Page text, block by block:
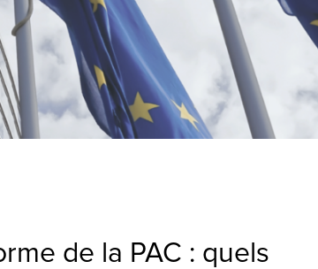
de la PAC : quels